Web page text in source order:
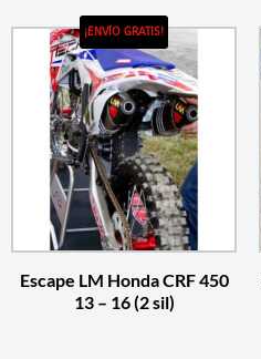
¡ENVÍO GRATIS!
Escape LM Honda CRF 450
13 – 16 (2 sil)